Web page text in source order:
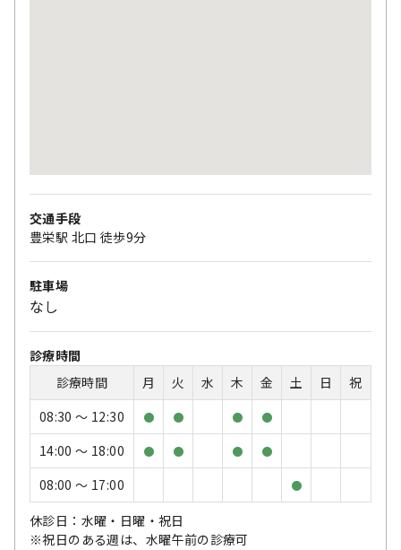
交通手段
豊栄駅 北口 徒歩9分
駐車場
なし
診療時間
診療時間
月 火 水 木 金 土 日
祝
08:30 〜 12:30
● ● ● ●
14:00 〜 18:00 ● ● ● ●
08:00 〜 17:00 ●
休診日：水曜・日曜・祝日
※祝日のある週は、水曜午前の診療可